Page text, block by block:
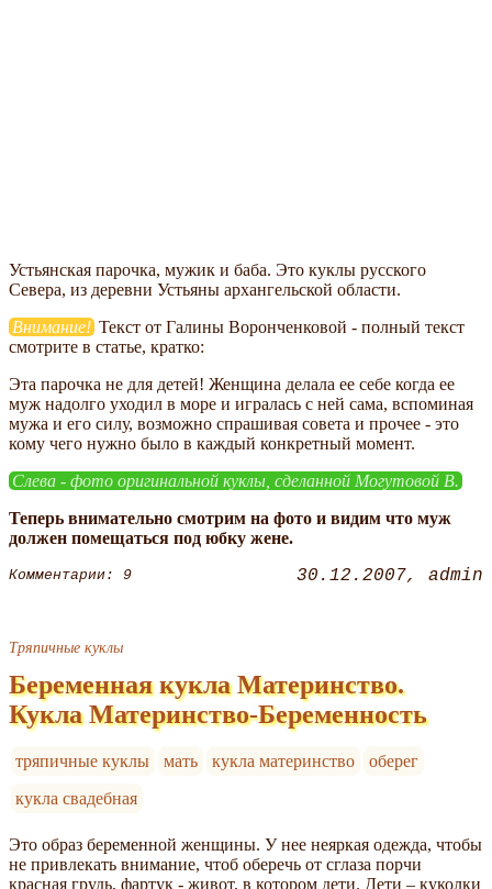
Устьянская парочка, мужик и баба. Это куклы русского
Севера, из деревни Устьяны архангельской области.
Внимание! Текст от Галины Воронченковой - полный текст
смотрите в статье, кратко:
Эта парочка не для детей! Женщина делала ее себе когда ее
муж надолго уходил в море и игралась с ней сама, вспоминая
мужа и его силу, возможно спрашивая совета и прочее - это
кому чего нужно было в каждый конкретный момент.
Слева - фото оригинальной куклы, сделанной Могутовой В.
Теперь внимательно смотрим на фото и видим что муж
должен помещаться под юбку жене.
Комментарии: 9 30.12.2007 admin
Тряпичные куклы
Беременная кукла Материнство.
Кукла Материнство-Беременность
тряпичные куклы мать кукла материнство
оберег
кукла свадебная
Это образ беременной женщины. У нее неяркая одежда, чтобы
не привлекать внимание, чтоб оберечь от сглаза порчи
красная грудь, фартук - живот, в котором дети. Дети – куколки